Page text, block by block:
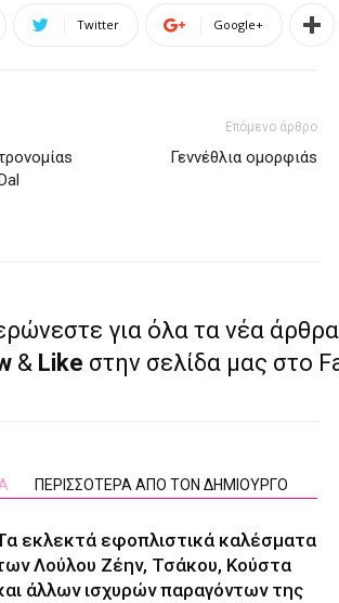
Twitter Google+
Επόμενο άρθρο
Γεννέθλια ομορφιάs
για όλα τα νέα άρθρα
& Like στην σελίδα μας στο
ΠΕΡΙΣΣΟΤΕΡΑ ΑΠΟ ΤΟΝ ΔΗΜΙΟΥΡΓΟ
εκλεκτά εφοπλιστικά καλέσματα
Λούλου Ζέην, Τσάκου, Κούστα
άλλων ισχυρών παραγόντων της